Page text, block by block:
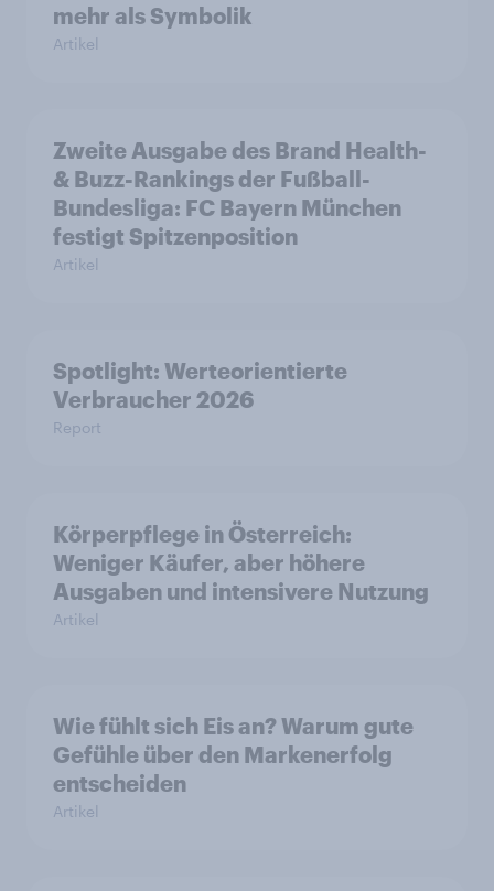
mehr als Symbolik
Artikel
Zweite Ausgabe des Brand Health-
& Buzz-Rankings der Fußball-
Bundesliga: FC Bayern München
festigt Spitzenposition
Artikel
Spotlight: Werteorientierte
Verbraucher 2026
Report
Körperpflege in Österreich:
Weniger Käufer, aber höhere
Ausgaben und intensivere Nutzung
Artikel
Wie fühlt sich Eis an? Warum gute
Gefühle über den Markenerfolg
entscheiden
Artikel